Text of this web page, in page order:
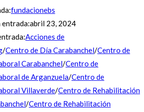
fundacionebs
entrada:abril 23, 2024
Acciones de
/Centro de Día Carabanchel/Centro de
Carabanchel/Centro de
de Arganzuela/Centro de
Villaverde/Centro de Rehabilitación
/Centro de Rehabilitación